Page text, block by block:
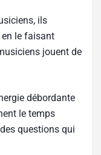
ils
le faisant
jouent de
débordante
le temps
questions qui